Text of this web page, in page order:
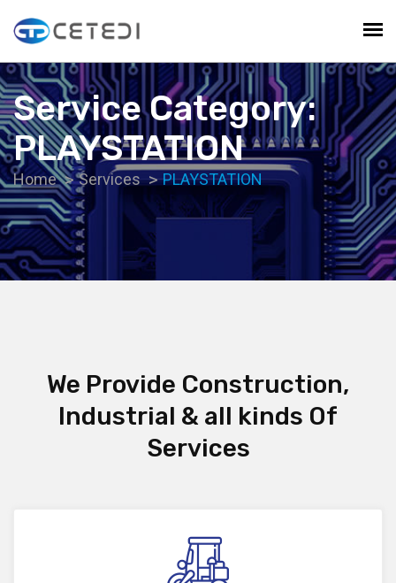
Service Category:
PLAYSTATION
Home Services PLAYSTATION
We Provide Construction,
Industrial & all kinds Of
Services